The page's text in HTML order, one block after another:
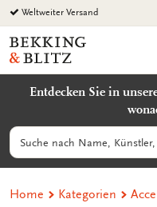
Zurück
zum
Inhalt
Weltweiter Versand
Bekking
&
Uitgevers
Entdecken Sie in
Suchen
Home Kategorien